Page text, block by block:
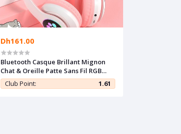
Dh161.00
Bluetooth Casque Brillant Mignon
Chat & Oreille Patte Sans Fil RGB
Lumière
Club Point: 1.61